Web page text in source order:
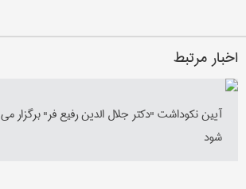
اخبار مرتبط
آیین نکوداشت "دکتر جلال الدین رفیع فر" برگزار می
شود